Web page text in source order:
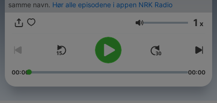
samme navn. Hør alle episodene i appen NRK Radio
Lautstärke 1 x
00:00 00:00